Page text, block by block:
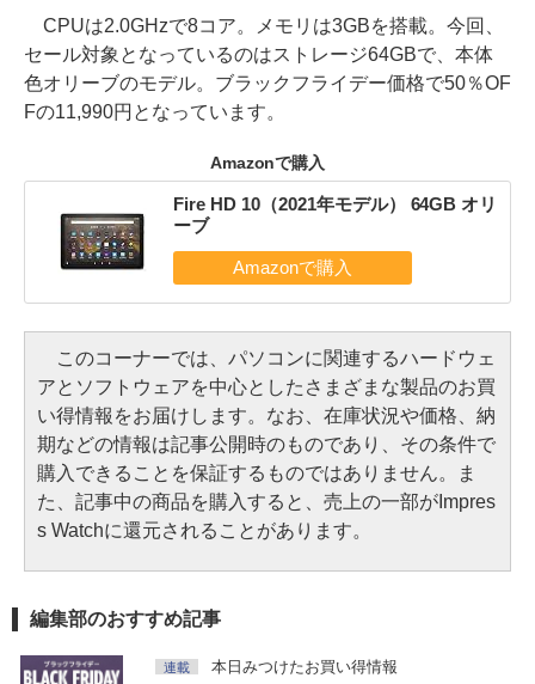
CPUは2.0GHzで8コア。メモリは3GBを搭載。今回、
セール対象となっているのはストレージ64GBで、本体
色オリーブのモデル。ブラックフライデー価格で50％OF
Fの11,990円となっています。
Amazonで購入
Fire HD 10（2021年モデル） 64GB オリ
ーブ
このコーナーでは、パソコンに関連するハードウェ
アとソフトウェアを中心としたさまざまな製品のお買
い得情報をお届けします。なお、在庫状況や価格、納
期などの情報は記事公開時のものであり、その条件で
購入できることを保証するものではありません。ま
た、記事中の商品を購入すると、売上の一部がImpres
s Watchに還元されることがあります。
編集部のおすすめ記事
連載 本日みつけたお買い得情報